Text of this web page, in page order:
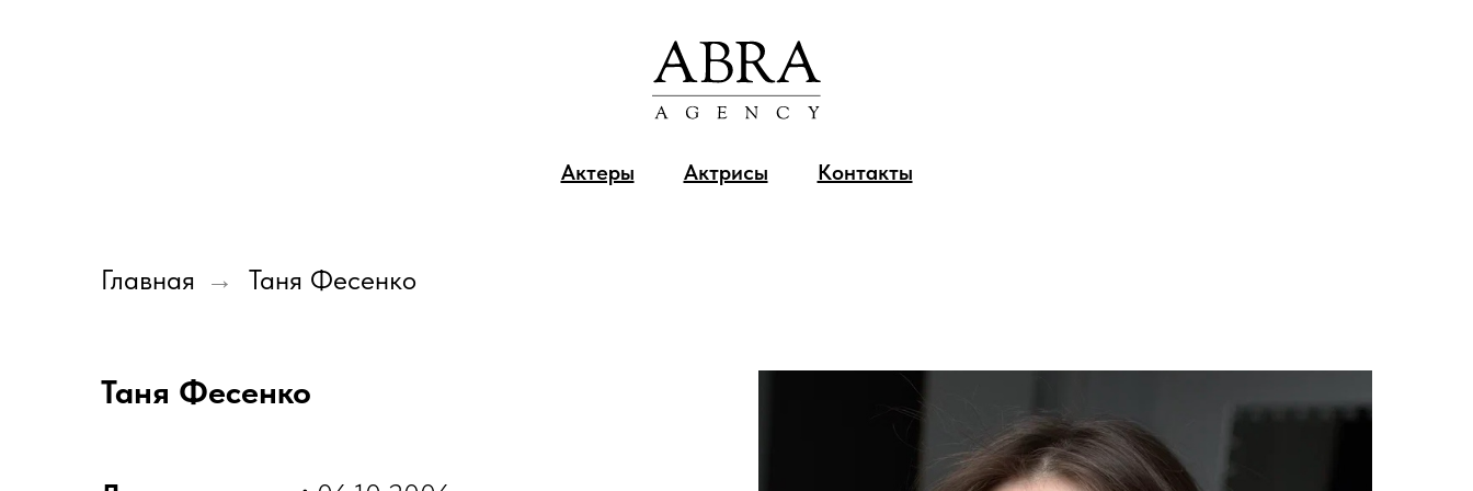
Контакты
Актрисы
Актеры
Главная → Таня Фесенко
Таня Фесенко